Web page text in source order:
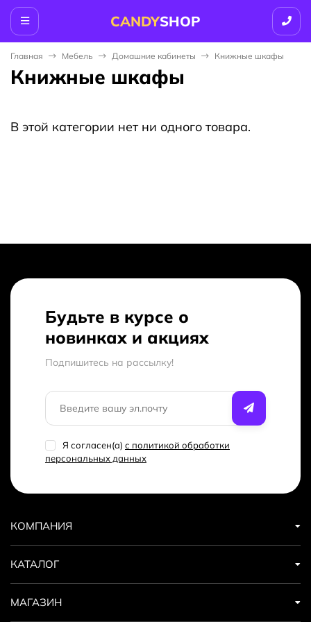
CANDYSHOP
Главная Мебель Домашние кабинеты Книжные шкафы
Книжные шкафы
В этой категории нет ни одного товара.
Будьте в курсе о
новинках и акциях
Подпишитесь на рассылкy!
Я согласен(a) с политикой обработки
персональных данных
КОМПАНИЯ
КАТАЛОГ
МАГАЗИН